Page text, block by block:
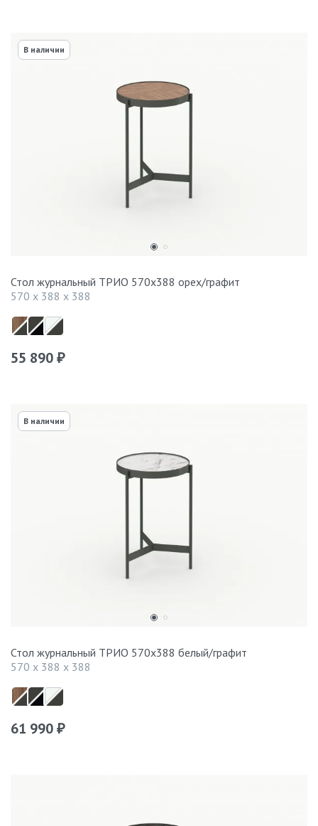
В наличии
Стол журнальный ТРИО 570x388 орех/графит
570 x 388 x 388
55 890 ₽
В наличии
Стол журнальный ТРИО 570x388 белый/графит
570 x 388 x 388
61 990 ₽